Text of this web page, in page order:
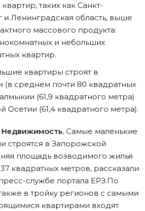
таких как Санкт-
и Ленинградская область, выше
массового продукта:
и небольших
квартир.
квартиры строят в
(в среднем почти 80 квадратных
(61,9 квадратного метра)
Осетии (61,4 квадратного метра).
Самые маленькие
строятся в Запорожской
площадь возводимого жилья
квадратных метров, рассказали
службе портала ЕРЗ.По
в тройку регионов с самыми
квартирами входят